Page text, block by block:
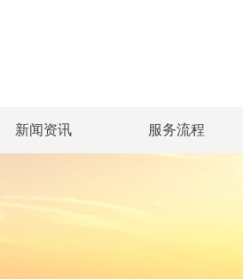
新闻资讯 服务流程